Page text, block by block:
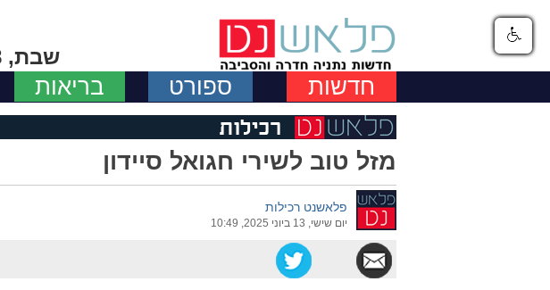
שבת, 8 באוגוסט 2026
חדשות ספורט בריאות
מזל טוב לשירי חגואל סיידון
פלאשנט רכילות
יום שישי, 13 ביוני 2025, 10:49